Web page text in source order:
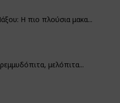
Η πιο πλούσια μακα...
μελόπιτα...